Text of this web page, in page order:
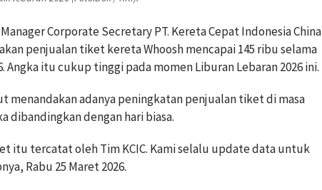
Corporate Secretary PT. Kereta Cepat Indonesia China
penjualan tiket kereta Whoosh mencapai 145 ribu selama
Angka itu cukup tinggi pada momen Liburan Lebaran 2026 ini.
menandakan adanya peningkatan penjualan tiket di masa
dibandingkan dengan hari biasa.
itu tercatat oleh Tim KCIC. Kami selalu update data untuk
Rabu 25 Maret 2026.